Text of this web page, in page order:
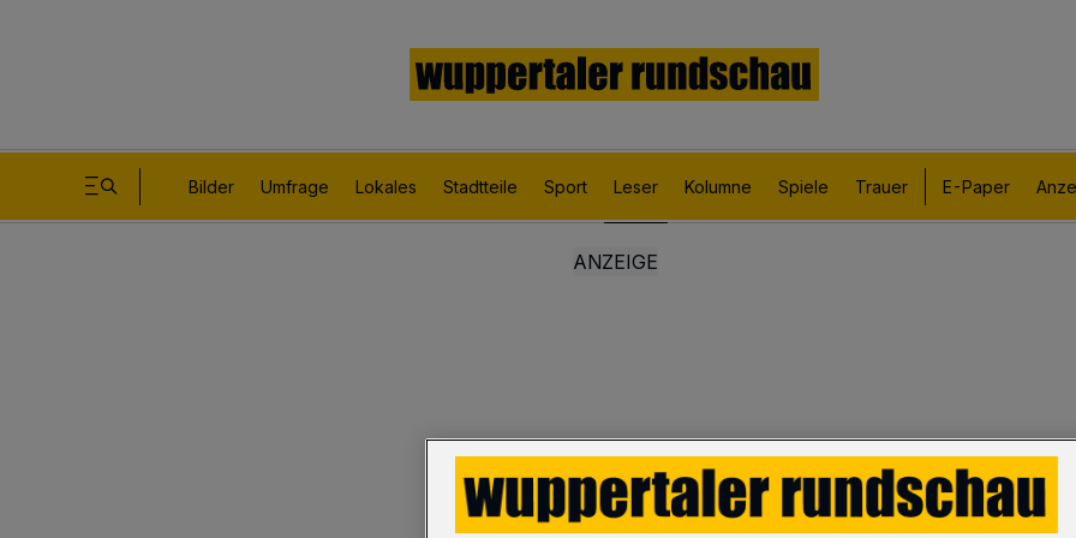
Bilder Umfrage Lokales Stadtteile Sport Leser Kolumne Spiele Trauer E-Paper